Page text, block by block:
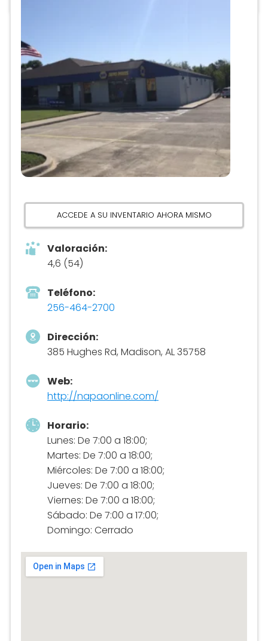
ACCEDE A SU INVENTARIO AHORA MISMO
Valoración:
4,6 (54)
Teléfono:
256-464-2700
Dirección:
385 Hughes Rd, Madison, AL 35758
Web:
http://napaonline.com/
Horario:
Lunes: De 7:00 a 18:00;
Martes: De 7:00 a 18:00;
Miércoles: De 7:00 a 18:00;
Jueves: De 7:00 a 18:00;
Viernes: De 7:00 a 18:00;
Sábado: De 7:00 a 17:00;
Domingo: Cerrado